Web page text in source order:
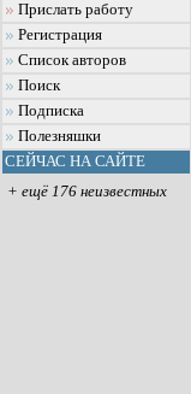
Прислать работу
Регистрация
Список авторов
Поиск
Подписка
Полезняшки
СЕЙЧАС НА САЙТЕ
+ ещё 176 неизвестных